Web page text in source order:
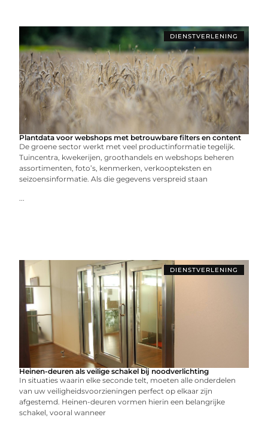
DIENSTVERLENING
Plantdata voor webshops met betrouwbare filters en content
De groene sector werkt met veel productinformatie tegelijk.
Tuincentra, kwekerijen, groothandels en webshops beheren
assortimenten, foto’s, kenmerken, verkoopteksten en
seizoensinformatie. Als die gegevens verspreid staan
...
DIENSTVERLENING
Heinen-deuren als veilige schakel bij noodverlichting
In situaties waarin elke seconde telt, moeten alle onderdelen
van uw veiligheidsvoorzieningen perfect op elkaar zijn
afgestemd. Heinen-deuren vormen hierin een belangrijke
schakel, vooral wanneer